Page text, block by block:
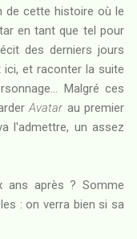
de cette histoire où le
en tant que tel pour
des derniers jours
et raconter la suite
Malgré ces
Avatarau premier
l'admettre, un assez
ans après ? Somme
: on verra bien si sa